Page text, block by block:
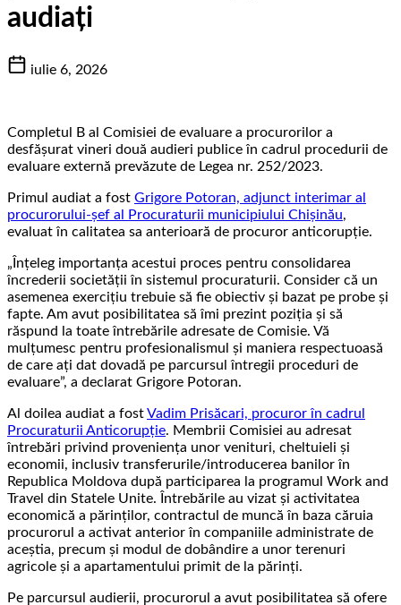
audiați
iulie 6, 2026
Completul B al Comisiei de evaluare a procurorilor a
desfășurat vineri două audieri publice în cadrul procedurii de
evaluare externă prevăzute de Legea nr. 252/2023.
Primul audiat a fost Grigore Potoran, adjunct interimar al
procurorului-șef al Procuraturii municipiului Chișinău,
evaluat în calitatea sa anterioară de procuror anticorupție.
„Înțeleg importanța acestui proces pentru consolidarea
încrederii societății în sistemul procuraturii. Consider că un
asemenea exercițiu trebuie să fie obiectiv și bazat pe probe și
fapte. Am avut posibilitatea să îmi prezint poziția și să
răspund la toate întrebările adresate de Comisie. Vă
mulțumesc pentru profesionalismul și maniera respectuoasă
de care ați dat dovadă pe parcursul întregii proceduri de
evaluare”, a declarat Grigore Potoran.
Al doilea audiat a fostVadim Prisăcari, procuror în cadrul
Procuraturii Anticorupție. Membrii Comisiei au adresat
întrebări privind proveniența unor venituri, cheltuieli și
economii, inclusiv transferurile/introducerea banilor în
Republica Moldova după participarea la programul Work and
Travel din Statele Unite. Întrebările au vizat și activitatea
economică a părinților, contractul de muncă în baza căruia
procurorul a activat anterior în companiile administrate de
aceștia, precum și modul de dobândire a unor terenuri
agricole și a apartamentului primit de la părinți.
Pe parcursul audierii, procurorul a avut posibilitatea să ofere